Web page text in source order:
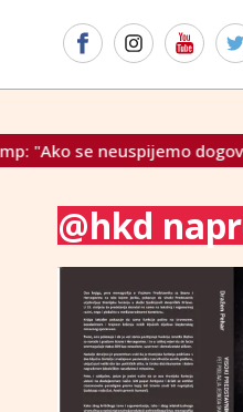
neuspijemo dogovoriti s
@hkd